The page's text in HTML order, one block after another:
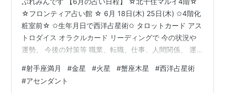
☆フロンティア占い館 ☆ 6月 18日(木) 25日(木) ✩4階化
粧室前☆ ✩生年月日で西洋占星術✩ タロットカード アス
トロダイス オラクルカード リーディングで 今の状況や
運勢、 今後の対策等 職業、転職、仕事、人間関係、 運
康等 色々なご相談内容に応じて 西洋占星術・タロットカ
ード アストロダイス・オラクルカード 多様なリーディン
#射手座満月 #金星 #火星 #蟹座木星 #西洋占星術
#アセンダント